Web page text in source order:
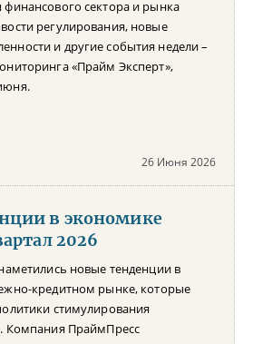
финансового сектора и рынка
регулирования, новые
и другие события недели –
«Прайм Эксперт»,
26 Июня 2026
в экономике
2026
новые тенденции в
кредитном рынке, которые
стимулирования
Компания ПраймПресс